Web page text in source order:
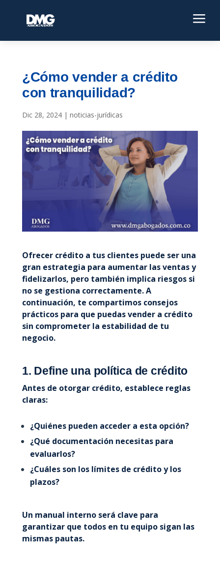
a
¿Cómo vender a crédito
con tranquilidad?
Dic 28, 2024| noticias-jurídicas
Ofrecer crédito a tus clientes puede ser una
gran estrategia para aumentar las ventas y
fidelizarlos, pero también implica riesgos si
no se gestiona correctamente. A
continuación, te compartimos consejos
prácticos para que puedas vender a crédito
sin comprometer la estabilidad de tu
negocio.
1. Define una política de crédito
Antes de otorgar crédito, establece reglas
claras:
¿Quiénes pueden acceder a esta opción?
¿Qué documentación necesitas para
evaluarlos?
¿Cuáles son los límites de crédito y los
plazos?
Un manual interno será clave para
garantizar que todos en tu equipo sigan las
mismas pautas.